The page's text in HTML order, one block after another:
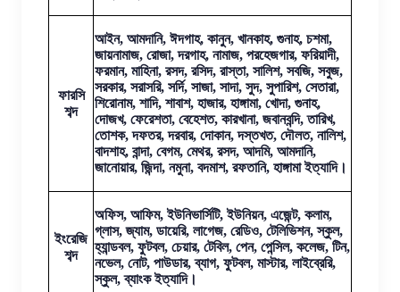
ফারসি
শব্দ
আইন, আমদানি, ঈদগাহ, কানুন, খানকাহ, গুনাহ, চশমা,
জায়নামাজ, রোজা, দরগাহ, নামাজ, পরহেজগার, ফরিয়াদী,
ফরমান, মাহিনা, রসদ, রসিদ, রাস্তা, সালিশ, সবজি, সবুজ,
সরকার, সরাসরি, সর্দি, সাজা, সাদা, সুদ, সুপারিশ, সেতারা,
শিরোনাম, শাদি, শাবাশ, হাজার, হাঙ্গামা, খোদা, গুনাহ,
দোজখ, ফেরেশতা, বেহেশত, কারখানা, জবানবন্দি, তারিখ,
তোশক, দফতর, দরবার, দোকান, দস্তখত, দৌলত, নালিশ,
বাদশাহ, বান্দা, বেগম, মেথর, রসদ, আদমি, আমদানি,
জানোয়ার, জিন্দা, নমুনা, বদমাশ, রফতানি, হাঙ্গামা ইত্যাদি।
ইংরেজি
শব্দ
অফিস, আফিম, ইউনিভার্সিটি, ইউনিয়ন, এজেন্ট, কলাম,
গ্লাস, জ্যাম, ডায়েরি, লাগেজ, রেডিও, টেলিভিশন, স্কুল,
হ্যান্ডবল, ফুটবল, চেয়ার, টেবিল, পেন, পেন্সিল, কলেজ, টিন,
নভেল, নোট, পাউডার, ব্যাগ, ফুটবল, মাস্টার, লাইব্রেরি,
স্কুল, ব্যাংক ইত্যাদি।